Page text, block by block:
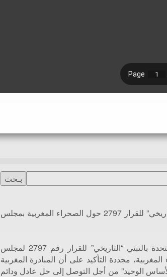
الولايات المتحدة تشيد بالتبني “التاريخي” للقرار 2797 حول الصحراء المغربية بمجلس
أشادت الولايات المتحدة بالتبني “التاريخي” للقرار رقم 2797 لمجلس
مجددة التأكيد على أن المبادرة المغربية
الوحيد” من أجل التوصل إلى حل عادل ودائم